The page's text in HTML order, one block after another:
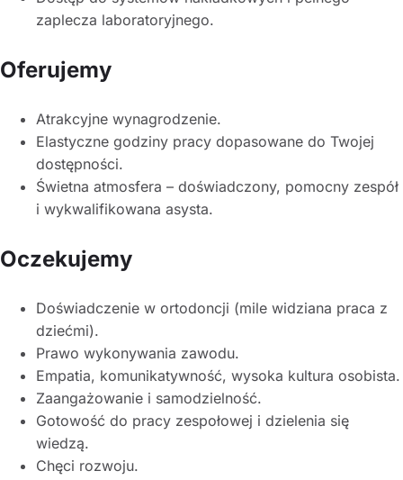
zaplecza laboratoryjnego.
Oferujemy
Atrakcyjne wynagrodzenie.
Elastyczne godziny pracy dopasowane do Twojej
dostępności.
Świetna atmosfera – doświadczony, pomocny zespół
i wykwalifikowana asysta.
Oczekujemy
Doświadczenie w ortodoncji (mile widziana praca z
dziećmi).
Prawo wykonywania zawodu.
Empatia, komunikatywność, wysoka kultura osobista.
Zaangażowanie i samodzielność.
Gotowość do pracy zespołowej i dzielenia się
wiedzą.
Chęci rozwoju.